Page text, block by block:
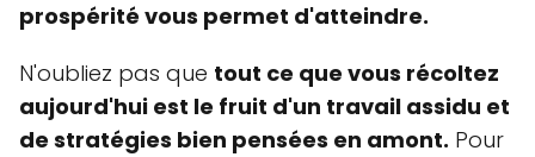
prospérité vous permet d'atteindre.
N'oubliez pas que tout ce que vous récoltez
aujourd'hui est le fruit d'un travail assidu et
de stratégies bien pensées en amont. Pour